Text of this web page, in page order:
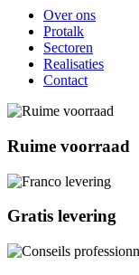
Over ons
Protalk
Sectoren
Realisaties
Contact
Ruime voorraad
Gratis levering